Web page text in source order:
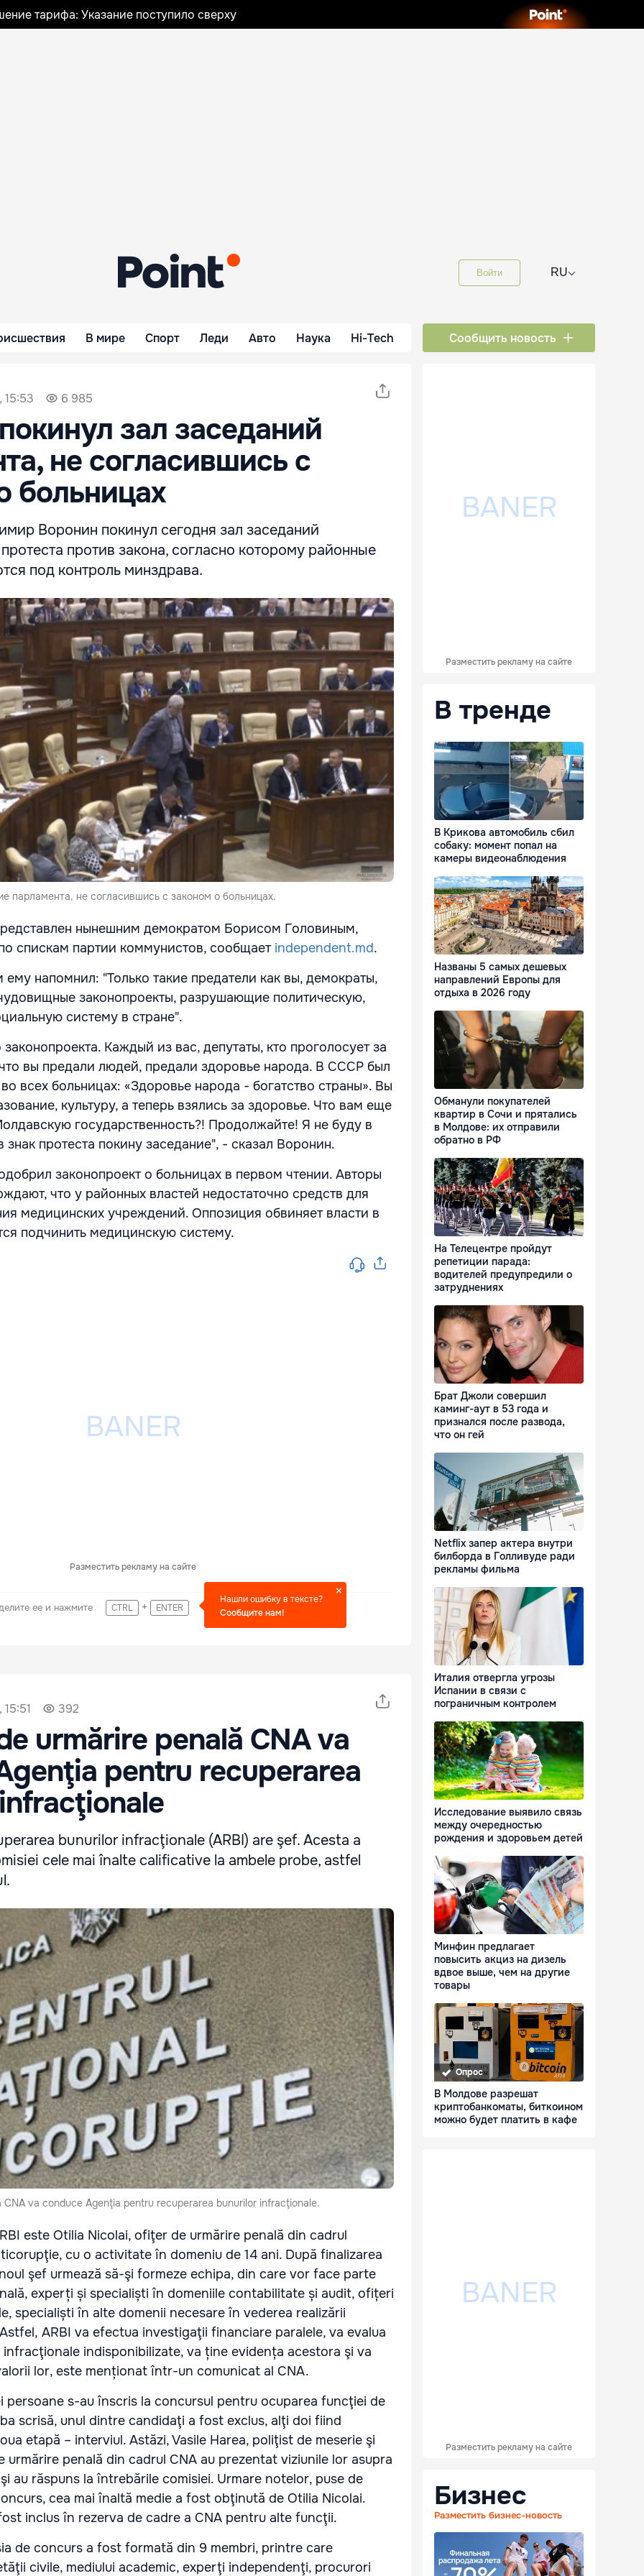
тарифа: Указание поступило сверху
Войти RU⌵
В мире Спорт Леди Авто Наука Hi-Tech Сообщить новость
15:53 6 985
зал заседаний
не согласившись с
больницах
Воронин покинул сегодня зал заседаний
против закона, согласно которому районные
под контроль минздрава.
парламента, не согласившись с законом о больницах.
нынешним демократом Борисом Головиным,
спискам партии коммунистов, сообщает independent.md.
напомнил: "Только такие предатели как вы, демократы,
законопроекты, разрушающие политическую,
систему в стране".
законопроекта. Каждый из вас, депутаты, кто проголосует за
вы предали людей, предали здоровье народа. В СССР был
всех больницах: «Здоровье народа - богатство страны». Вы
культуру, а теперь взялись за здоровье. Что вам еще
государственность?! Продолжайте! Я не буду в
знак протеста покину заседание", - сказал Воронин.
законопроект о больницах в первом чтении. Авторы
что у районных властей недостаточно средств для
медицинских учреждений. Оппозиция обвиняет власти в
подчинить медицинскую систему.
Разместить рекламу на сайте
ее и нажмите CTRL + ENTER
Нашли ошибку в тексте?
Сообщите нам!
392
urmărire penală CNA va
pentru recuperarea
bunurilor infracţionale (ARBI) are şef. Acesta a
cele mai înalte calificative la ambele probe, astfel
CNA va conduce Agenţia pentru recuperarea bunurilor infracţionale.
este Otilia Nicolai, ofiţer de urmărire penală din cadrul
cu o activitate în domeniu de 14 ani. După finalizarea
şef urmează să-şi formeze echipa, din care vor face parte
experți și specialiști în domeniile contabilitate și audit, ofițeri
specialiști în alte domenii necesare în vederea realizării
ARBI va efectua investigaţii financiare paralele, va evalua
indisponibilizate, va ține evidența acestora şi va
lor, este menționat într-un comunicat al CNA.
persoane s-au înscris la concursul pentru ocuparea funcţiei de
scrisă, unul dintre candidaţi a fost exclus, alţi doi fiind
etapă – interviul. Astăzi, Vasile Harea, poliţist de meserie şi
urmărire penală din cadrul CNA au prezentat viziunile lor asupra
au răspuns la întrebările comisiei. Urmare notelor, puse de
cea mai înaltă medie a fost obţinută de Otilia Nicolai.
inclus în rezerva de cadre a CNA pentru alte funcţii.
de concurs a fost formată din 9 membri, printre care
civile, mediului academic, experţi independenţi, procurori
Разместить рекламу на сайте
В тренде
В Крикова автомобиль сбил
собаку: момент попал на
камеры видеонаблюдения
Названы 5 самых дешевых
направлений Европы для
отдыха в 2026 году
Обманули покупателей
квартир в Сочи и прятались
в Молдове: их отправили
обратно в РФ
На Телецентре пройдут
репетиции парада:
водителей предупредили о
затруднениях
Брат Джоли совершил
каминг-аут в 53 года и
признался после развода,
что он гей
Netflix запер актера внутри
билборда в Голливуде ради
рекламы фильма
Италия отвергла угрозы
Испании в связи с
пограничным контролем
Исследование выявило связь
между очередностью
рождения и здоровьем детей
Минфин предлагает
повысить акциз на дизель
вдвое выше, чем на другие
товары
Опрос
В Молдове разрешат
криптобанкоматы, биткоином
можно будет платить в кафе
Разместить рекламу на сайте
Бизнес
Разместить бизнес-новость